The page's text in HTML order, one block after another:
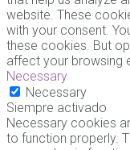
website. These
with your consent.
these cookies. But
affect your browsing
Necessary
Necessary
Siempre activado
Necessary cookies
to function properly.